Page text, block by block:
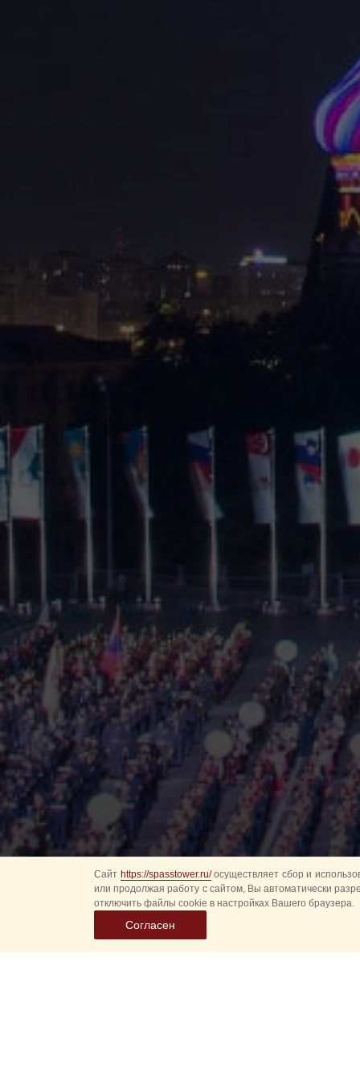
Сайт https://spasstower.ru/осуществляет сбор и
или продолжая работу с сайтом, Вы автоматически
отключить файлы cookie в настройках Вашего браузера.
Согласен